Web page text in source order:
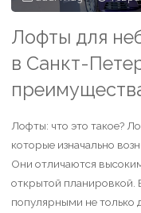
Лофты для
в Санкт-
Лофты: что это такое?
которые изначально
Они отличаются
открытой планировкой.
популярными не только